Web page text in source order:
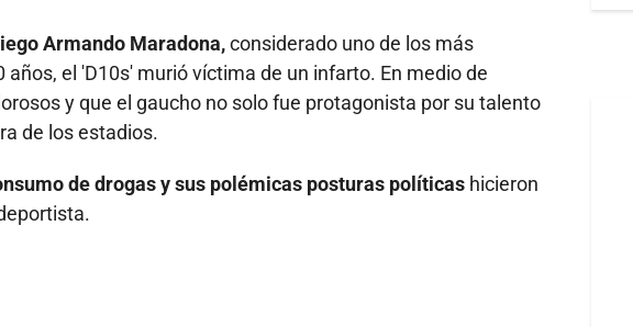
Armando Maradona,considerado uno de los más
el 'D10s' murió víctima de un infarto. En medio de
y que el gaucho no solo fue protagonista por su talento
de los estadios.
de drogas y sus polémicas posturas políticas hicieron